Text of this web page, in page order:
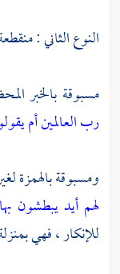
النوع الثاني :
مسبوقة بالخبر
رب العالمين أم
ومسبوقة بالهمزة
لهم أيد يبطشون بها
للإنكار ، فهي